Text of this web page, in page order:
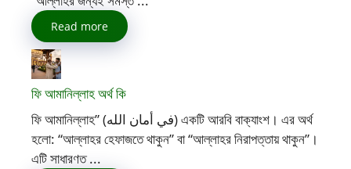
Read more
ফি আমানিল্লাহ অর্থ কি
ফি আমানিল্লাহ” (في أمان الله) একটি আরবি বাক্যাংশ। এর অর্থ
হলো: “আল্লাহর হেফাজতে থাকুন” বা “আল্লাহর নিরাপত্তায় থাকুন”।
এটি সাধারণত ...